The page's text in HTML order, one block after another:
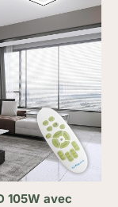
105W avec